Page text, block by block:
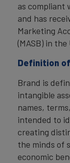
as compliant
and has
Marketing
(MASB) in
Definition
Brand is
intangible
names,
intended to
creating
the minds of
economic